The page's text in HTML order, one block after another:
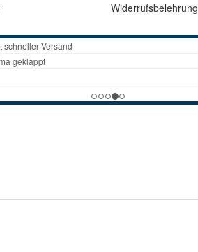
Widerrufsbelehrung